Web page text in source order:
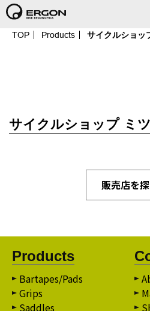
TOP Products サイクルショッ
サイクルショップ ミ
販売店を
Products
Bartapes/Pads
Grips
Saddles